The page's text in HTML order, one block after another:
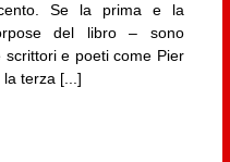
Se la prima e la
del libro – sono
e poeti come Pier
la terza [...]